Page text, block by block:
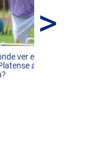
ver el
ante
>